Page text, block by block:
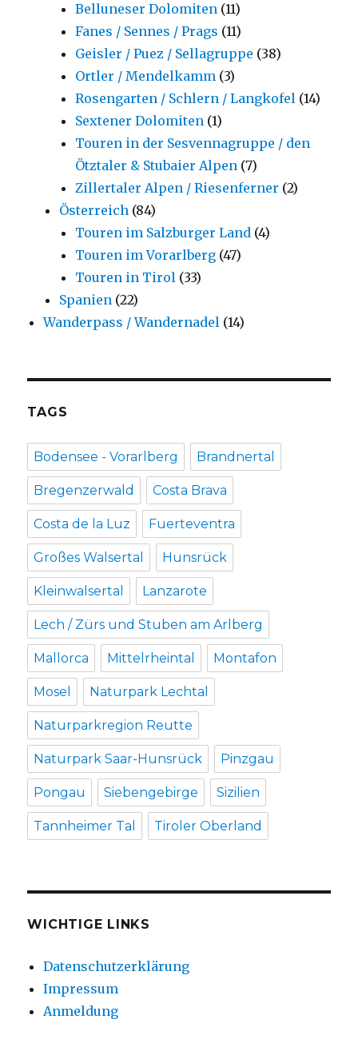
Belluneser Dolomiten (11)
Fanes / Sennes / Prags (11)
Geisler / Puez / Sellagruppe (38)
Ortler / Mendelkamm (3)
Rosengarten / Schlern / Langkofel (14)
Sextener Dolomiten (1)
Touren in der Sesvennagruppe / den
Ötztaler & Stubaier Alpen (7)
Zillertaler Alpen / Riesenferner (2)
Österreich (84)
Touren im Salzburger Land (4)
Touren im Vorarlberg (47)
Touren in Tirol (33)
Spanien (22)
Wanderpass / Wandernadel (14)
TAGS
Bodensee - Vorarlberg Brandnertal
Bregenzerwald Costa Brava
Costa de la Luz Fuerteventra
Großes Walsertal Hunsrück
Kleinwalsertal Lanzarote
Lech / Zürs und Stuben am Arlberg
Mallorca Mittelrheintal Montafon
Mosel Naturpark Lechtal
Naturparkregion Reutte
Naturpark Saar-Hunsrück Pinzgau
Pongau Siebengebirge Sizilien
Tannheimer Tal Tiroler Oberland
WICHTIGE LINKS
Datenschutzerklärung
Impressum
Anmeldung